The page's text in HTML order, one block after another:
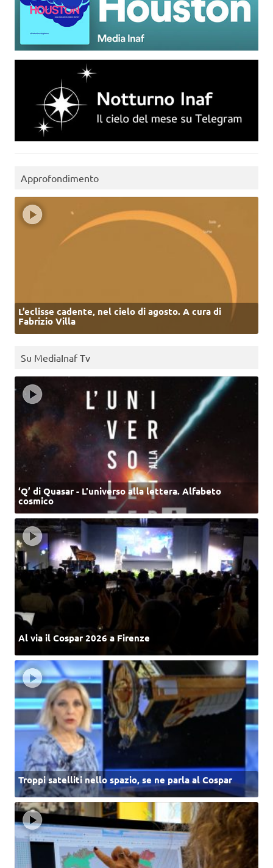
Approfondimento
L’eclisse cadente, nel cielo di agosto. A cura di
Fabrizio Villa
Su MediaInaf Tv
‘Q’ di Quasar - L'universo alla lettera. Alfabeto
cosmico
Al via il Cospar 2026 a Firenze
Troppi satelliti nello spazio, se ne parla al Cospar